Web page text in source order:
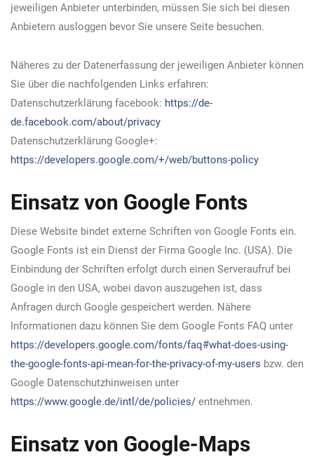
jeweiligen Anbieter unterbinden, müssen Sie sich bei diesen
Anbietern ausloggen bevor Sie unsere Seite besuchen.
Näheres zu der Datenerfassung der jeweiligen Anbieter können
Sie über die nachfolgenden Links erfahren:
Datenschutzerklärung facebook: https://de-
de.facebook.com/about/privacy
Datenschutzerklärung Google+:
https://developers.google.com/+/web/buttons-policy
Einsatz von Google Fonts
Diese Website bindet externe Schriften von Google Fonts ein.
Google Fonts ist ein Dienst der Firma Google Inc. (USA). Die
Einbindung der Schriften erfolgt durch einen Serveraufruf bei
Google in den USA, wobei davon auszugehen ist, dass
Anfragen durch Google gespeichert werden. Nähere
Informationen dazu können Sie dem Google Fonts FAQ unter
https://developers.google.com/fonts/faq#what-does-using-
the-google-fonts-api-mean-for-the-privacy-of-my-users bzw. den
Google Datenschutzhinweisen unter
https://www.google.de/intl/de/policies/ entnehmen.
Einsatz von Google-Maps